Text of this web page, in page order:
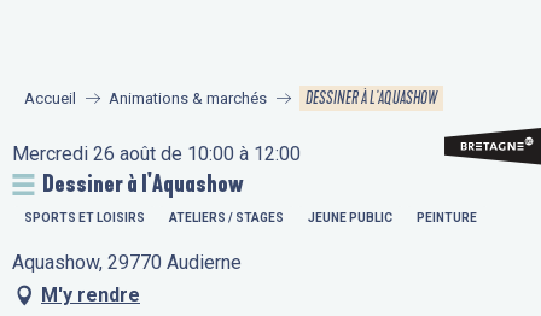
principal
Accueil Animations & marchés DESSINER À L'AQUASHOW
Mercredi 26 août de 10:00 à 12:00
Dessiner à l'Aquashow
SPORTS ET LOISIRS ATELIERS / STAGES JEUNE PUBLIC PEINTURE
Aquashow, 29770 Audierne
M'y rendre